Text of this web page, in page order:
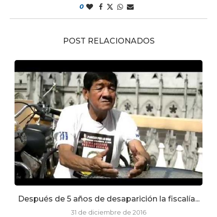
0
POST RELACIONADOS
Después de 5 años de desaparición la fiscalía...
31 de diciembre de 2016